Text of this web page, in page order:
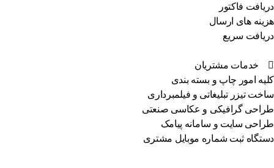
فاکتور
های ارسال
سریع
خدمات مشتریان
امور چاپ و بسته بندی
تیزر تبلیغاتی و فیلمبرداری
گرافیکی و عکاسی صنعتی
سایت و سامانه پیامک
ثبت شماره موبایل مشتری